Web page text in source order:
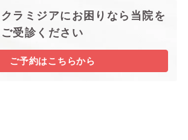
クラミジアにお困りなら当院を
ご受診ください
ご予約はこちらから